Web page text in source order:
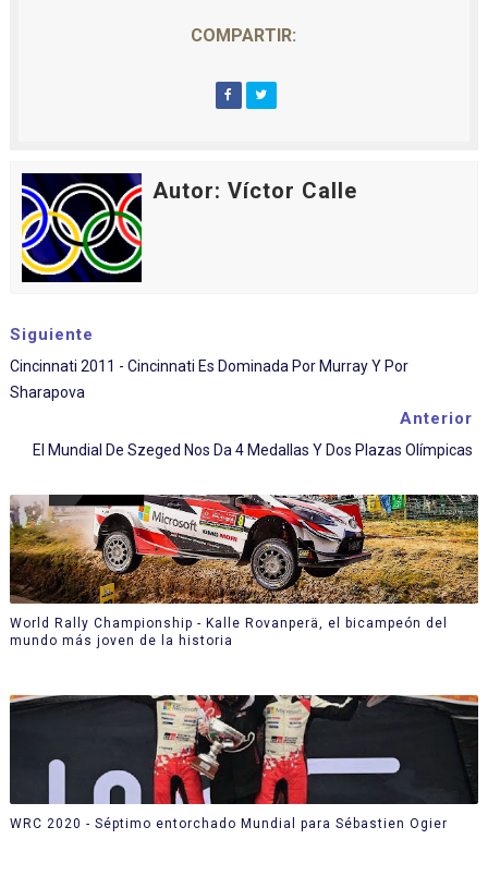
COMPARTIR:
Autor: Víctor Calle
Siguiente
Cincinnati 2011 - Cincinnati Es Dominada Por Murray Y Por
Sharapova
Anterior
El Mundial De Szeged Nos Da 4 Medallas Y Dos Plazas Olímpicas
World Rally Championship - Kalle Rovanperä, el bicampeón del
mundo más joven de la historia
WRC 2020 - Séptimo entorchado Mundial para Sébastien Ogier